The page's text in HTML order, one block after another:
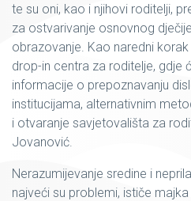
te su oni, kao i njihovi roditelji,
za ostvarivanje osnovnog
obrazovanje. Kao naredni
drop-in centra za roditelje, gdje
informacije o prepoznavanju
institucijama, alternativnim
i otvaranje savjetovališta za
Jovanović.
Nerazumijevanje sredine i
najveći su problemi, ističe